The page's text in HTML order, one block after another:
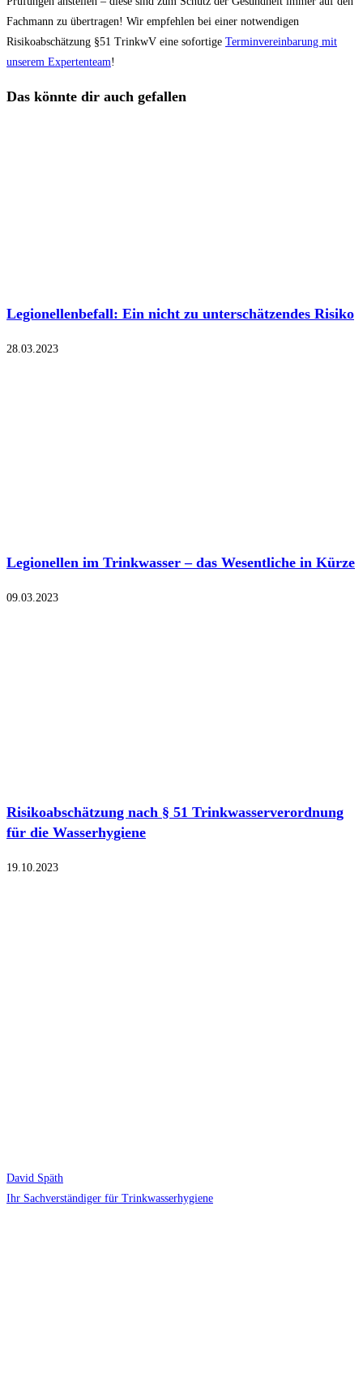
Fachmann zu übertragen! Wir empfehlen bei einer notwendigen
Risikoabschätzung §51 TrinkwV eine sofortige Terminvereinbarung mit
unserem Expertenteam!
Das könnte dir auch gefallen
Legionellenbefall: Ein nicht zu unterschätzendes Risiko
28.03.2023
Legionellen im Trinkwasser – das Wesentliche in Kürze
09.03.2023
Risikoabschätzung nach § 51 Trinkwasserverordnung
für die Wasserhygiene
19.10.2023
David Späth
Ihr Sachverständiger für Trinkwasserhygiene